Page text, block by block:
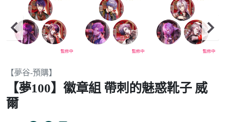
Item
of
4
【夢谷-預購】
【夢100】徽章組 帶刺的魅惑靴子 威
爾